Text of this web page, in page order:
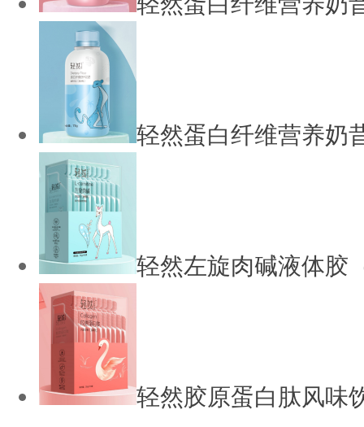
轻然蛋白纤维营养奶
轻然左旋肉碱液体胶
轻然胶原蛋白肽风味